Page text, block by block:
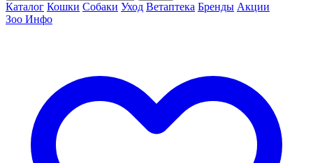
Каталог Кошки Собаки Уход Ветаптека Бренды Акции
Зоо Инфо